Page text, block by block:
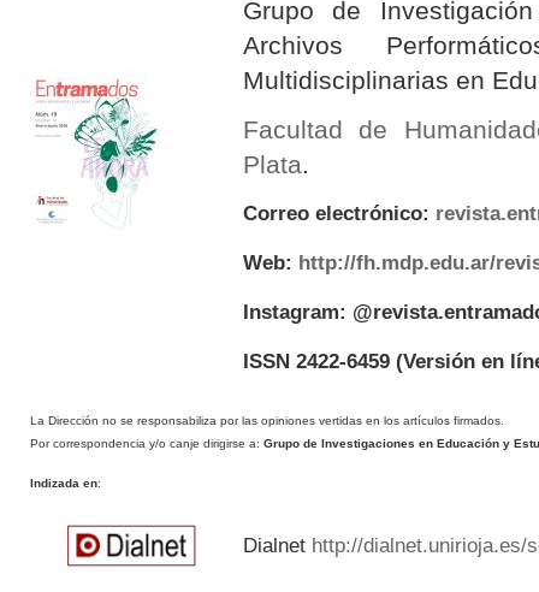
Grupo de
Archivos
Multidisciplinarias en
Facultad de
Plata.
Correo electrónico:
Web: http://fh.mdp.edu.ar/
Instagram:
ISSN 2422-6459(Versión en
La Dirección no se responsabiliza por las opiniones vertidas en los artículos firmados.
Por correspondencia y/o canje dirigirse a: Grupo de Investigaciones en Educación y
Indizada en:
Dialnet http://dialnet.unirioja.es/